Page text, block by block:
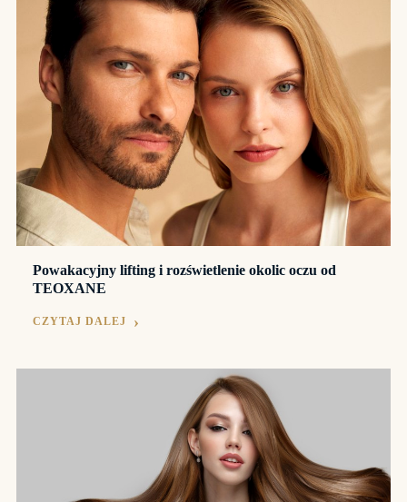
Powakacyjny lifting i rozświetlenie okolic oczu od
TEOXANE
CZYTAJ DALEJ